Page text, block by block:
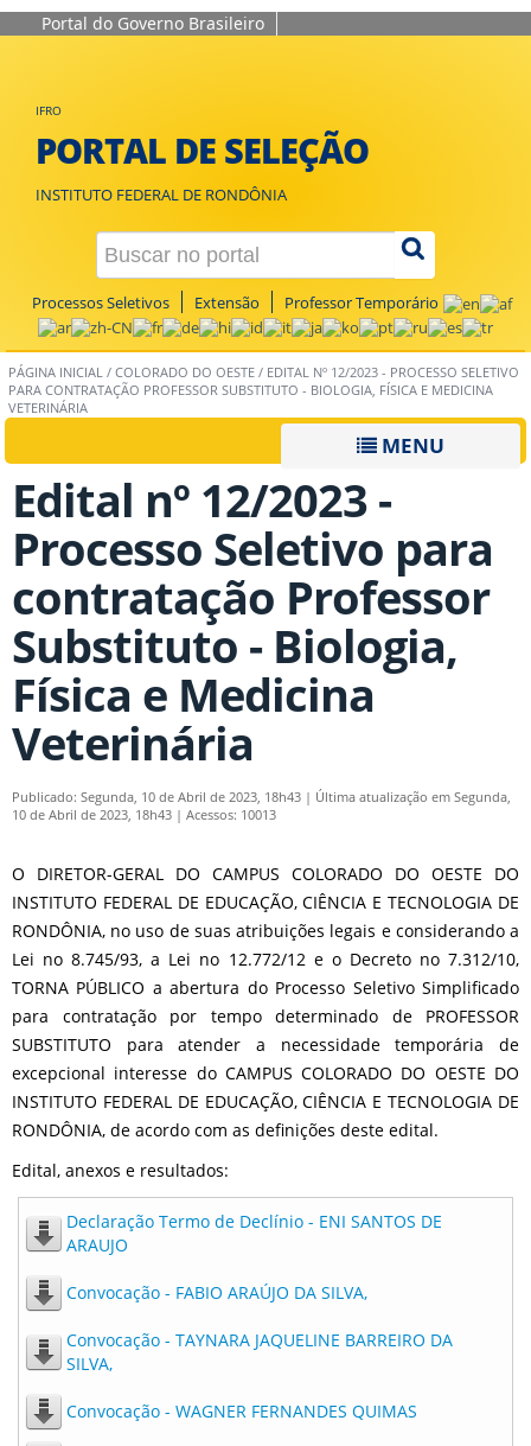
Portal do Governo Brasileiro
IFRO
PORTAL DE SELEÇÃO
INSTITUTO FEDERAL DE RONDÔNIA
Processos Seletivos Extensão Professor Temporário
PÁGINA INICIAL / COLORADO DO OESTE / EDITAL Nº 12/2023 - PROCESSO SELETIVO
PARA CONTRATAÇÃO PROFESSOR SUBSTITUTO - BIOLOGIA, FÍSICA E MEDICINA
VETERINÁRIA
MENU
Edital nº 12/2023 -
Processo Seletivo para
contratação Professor
Substituto - Biologia,
Física e Medicina
Veterinária
Publicado: Segunda, 10 de Abril de 2023, 18h43 | Última atualização em Segunda,
10 de Abril de 2023, 18h43 | Acessos: 10013
O DIRETOR-GERAL DO CAMPUS COLORADO DO OESTE DO
INSTITUTO FEDERAL DE EDUCAÇÃO, CIÊNCIA E TECNOLOGIA DE
RONDÔNIA, no uso de suas atribuições legais e considerando a
Lei no 8.745/93, a Lei no 12.772/12 e o Decreto no 7.312/10,
TORNA PÚBLICO a abertura do Processo Seletivo Simplificado
para contratação por tempo determinado de PROFESSOR
SUBSTITUTO para atender a necessidade temporária de
excepcional interesse do CAMPUS COLORADO DO OESTE DO
INSTITUTO FEDERAL DE EDUCAÇÃO, CIÊNCIA E TECNOLOGIA DE
RONDÔNIA, de acordo com as definições deste edital.
Edital, anexos e resultados:
Declaração Termo de Declínio - ENI SANTOS DE
ARAUJO
Convocação - FABIO ARAÚJO DA SILVA,
Convocação - TAYNARA JAQUELINE BARREIRO DA
SILVA,
Convocação - WAGNER FERNANDES QUIMAS